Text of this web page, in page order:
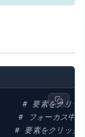
> # 要素をクリッ
# フォーカス中の
# 要素をクリック